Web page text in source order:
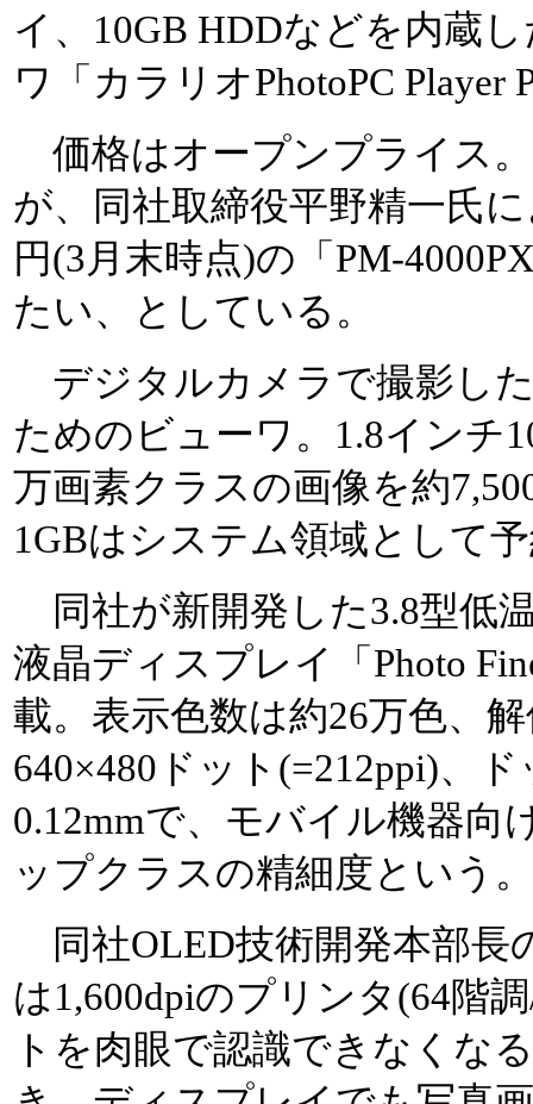
イ、10GB HDDなどを内蔵
ワ「カラリオPhotoPC
価格はオープンプライス
が、同社取締役平野精一氏
円(3月末時点)の「PM-
たい、としている。
デジタルカメラで撮影し
ためのビューワ。1.8インチ
万画素クラスの画像を約
1GBはシステム領域として
同社が新開発した3.8型低
液晶ディスプレイ「Photo
載。表示色数は約26万色、
640×480ドット(=212ppi)、
0.12mmで、モバイル機器向
ップクラスの精細度という。
同社OLED技術開発本部長
は1,600dpiのプリンタ(64階
トを肉眼で認識できなくな